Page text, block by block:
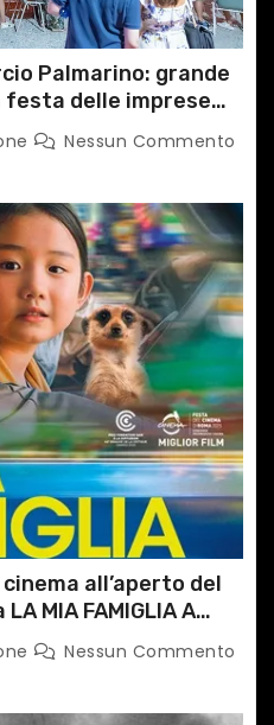
Palmarino: grande
festa delle imprese
Nessun Commento
all’aperto del
MIA FAMIGLIA A
Nessun Commento